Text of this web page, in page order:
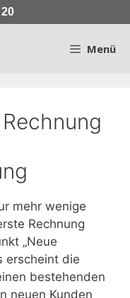
Menü
mehr wenige
Rechnung
„Neue
erscheint die
bestehenden
neuen Kunden